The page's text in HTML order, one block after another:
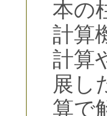
本の
計算
計算
展し
算で